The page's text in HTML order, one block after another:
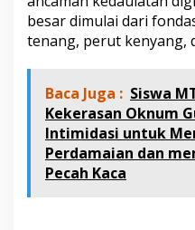
P
e
r
t
u
a
n
B
besar dimulai dari
tenang, perut kenyang,
Baca Juga : Siswa
Kekerasan Oknum
Intimidasi untuk
Perdamaian dan
Pecah Kaca